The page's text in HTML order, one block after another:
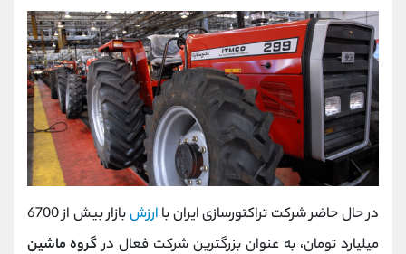
در حال حاضر شرکت تراکتورسازی ایران با ارزش
بازار بیش از 6700
میلیارد تومان، به عنوان بزرگترین شرکت فعال درگروه ماشین